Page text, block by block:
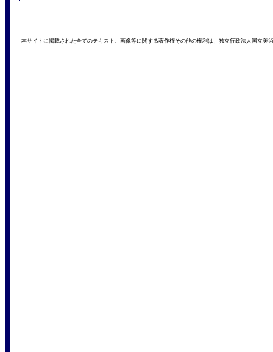
本サイトに掲載された全てのテキスト、画像等に関する著作権その他の権利は、独立行政法人国立